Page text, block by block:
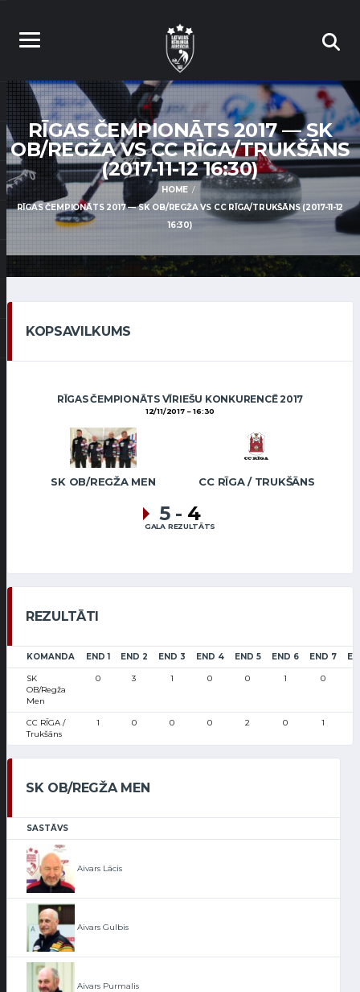
RĪGAS ČEMPIONĀTS 2017 — SK
OB/REGŽA VS CC RĪGA/TRUKŠĀNS
(2017-11-12 16:30)
HOME
RĪGAS ČEMPIONĀTS 2017 — SK OB/REGŽA VS CC RĪGA/TRUKŠĀNS (2017-11-12
16:30)
KOPSAVILKUMS
RĪGAS ČEMPIONĀTS VĪRIEŠU KONKURENCĒ 2017
12/11/2017 16:30
SK OB/REGŽA MEN CC RĪGA / TRUKŠĀNS
5 - 4
GALA REZULTĀTS
REZULTĀTI
KOMANDA END 1 END 2 END 3 END 4 END 5 END 6 END 7
SK
OB/Regža
Men
0 3 1 0 0 1 0
CC RĪGA /
Trukšāns
1 0 0 0 2 0 1
SK OB/REGŽA MEN
SASTĀVS
Aivars Lācis
Aivars Gulbis
Aivars Purmalis